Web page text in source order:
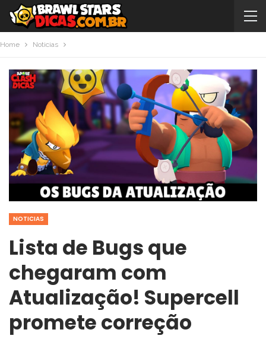
Home Noticias
NOTICIAS
Lista de Bugs que
chegaram com
Atualização! Supercell
promete correção